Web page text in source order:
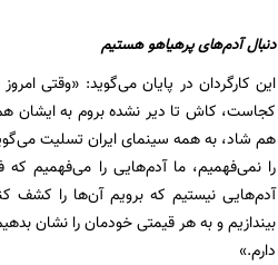
دنبال آدم‌های پرهیاهو هستیم
این کارگردان در پایان می‌گوید: «وقتی
کجاست، کاش تا دیر نشده بروم به ایشان
هم شاد، به همه سینمای ایران تسلیت
را نمی‌فهمیم، ما آدم‌هایی را می‌فهمیم که
آدم‌هایی نیستیم که برویم آن‌ها را کشف
بیندازیم و به هر قیمتی خودمان را نشان
دارم.»